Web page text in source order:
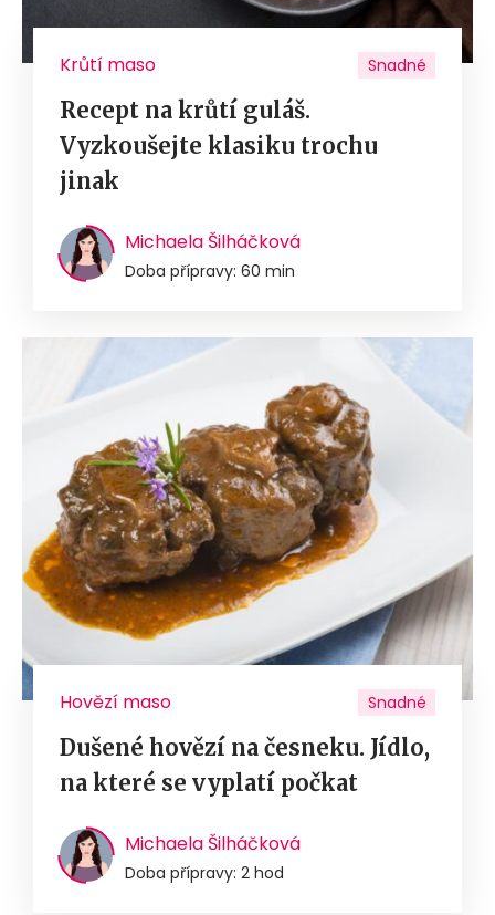
Krůtí maso Snadné
Recept na krůtí guláš.
Vyzkoušejte klasiku trochu
jinak
Michaela Šilháčková
Doba přípravy: 60 min
Hovězí maso Snadné
Dušené hovězí na česneku. Jídlo,
na které se vyplatí počkat
Michaela Šilháčková
Doba přípravy: 2 hod